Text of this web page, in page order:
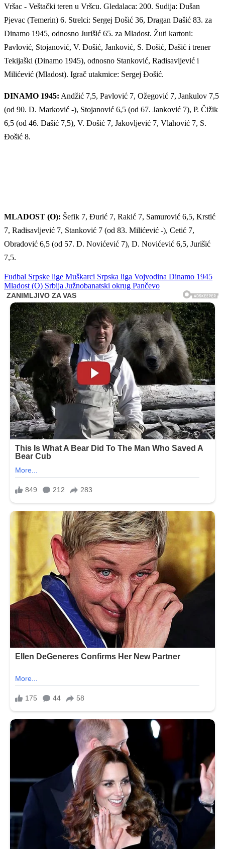
Vršac - Veštački teren u Vršcu. Gledalaca: 200. Sudija: Dušan
Pjevac (Temerin) 6. Strelci: Sergej Đošić 36, Dragan Dašić 83. za
Dinamo 1945, odnosno Jurišić 65. za Mladost. Žuti kartoni:
Pavlović, Stojanović, V. Đošić, Janković, S. Đošić, Dašić i trener
Tekijaški (Dinamo 1945), odnosno Stanković, Radisavljević i
Milićević (Mladost). Igrač utakmice: Sergej Đošić.
DINAMO 1945: Andžić 7,5, Pavlović 7, Ožegović 7, Jankulov 7,5
(od 90. D. Marković -), Stojanović 6,5 (od 67. Janković 7), P. Čižik
6,5 (od 46. Dašić 7,5), V. Đošić 7, Jakovljević 7, Vlahović 7, S.
Đošić 8.
MLADOST (O): Šefik 7, Đurić 7, Rakić 7, Samurović 6,5, Krstić
7, Radisavljević 7, Stanković 7 (od 83. Milićević -), Cetić 7,
Obradović 6,5 (od 57. D. Novićević 7), D. Novićević 6,5, Jurišić
7,5.
Fudbal Srpske lige Muškarci Srpska liga Vojvodina Dinamo 1945
Mladost (O) Srbija Južnobanatski okrug Pančevo